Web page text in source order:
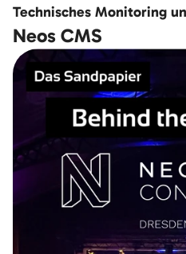
Technisches Monitoring
Neos CMS